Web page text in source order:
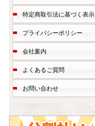
特定商取引法に基づく表示
プライバシーポリシー
会社案内
よくあるご質問
お問い合わせ